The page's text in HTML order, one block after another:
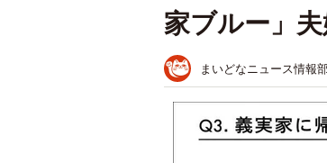
家ブルー」
まいどなニュース情報